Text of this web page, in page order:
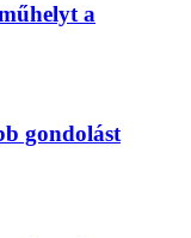
a
gondolást